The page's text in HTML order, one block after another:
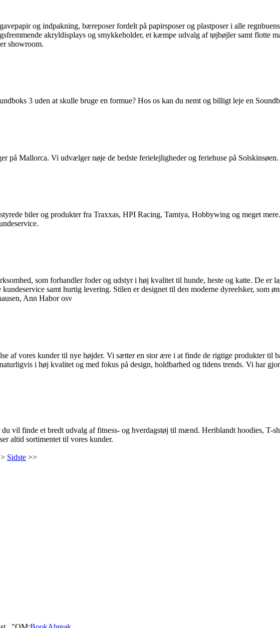
og indpakning, bæreposer fordelt på papirsposer og plastposer i alle
akryldisplays og smykkeholder, et kæmpe udvalg af tøjbøjler samt flotte
showroom.
3 uden at skulle bruge en formue? Hos os kan du nemt og billigt leje en
på Mallorca. Vi udvælger nøje de bedste ferielejligheder og feriehuse på Solskinsøen.
biler og produkter fra Traxxas, HPI Racing, Tamiya, Hobbywing og meget
som forhandler foder og udstyr i høj kvalitet til hunde, heste og katte. De er
samt hurtig levering. Stilen er designet til den moderne dyreelsker, som
Ann Habor osv
af vores kunder til nye højder. Vi sætter en stor ære i at finde de rigtige produkter til
i høj kvalitet og med fokus på design, holdbarhed og tidens trends. Vi har
vil finde et bredt udvalg af fitness- og hverdagstøj til mænd. Heriblandt hoodies, T-
altid sortimentet til vores kunder.
> Sidste >>